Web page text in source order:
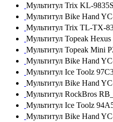
Мультитул Trix KL-9835S
Мультитул Bike Hand
Мультитул Trix TL-TX-
Мультитул Topeak
Мультитул Topeak Mini
Мультитул Bike Hand
Мультитул Ice Toolz
Мультитул Bike Hand
Мультитул RockBros
Мультитул Ice Toolz
Мультитул Bike Hand